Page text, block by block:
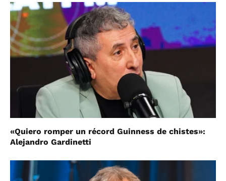
«Quiero romper un récord Guinness de chistes»:
Alejandro Gardinetti